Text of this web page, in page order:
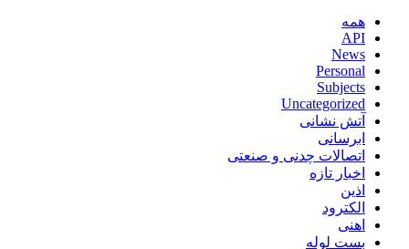
همه
API
News
Personal
Subjects
Uncategorized
آتش نشانی
ابرسانی
اتصالات چدنی و صنعتی
اخبار تازه
اذین
الکترود
اهنی
بست لوله